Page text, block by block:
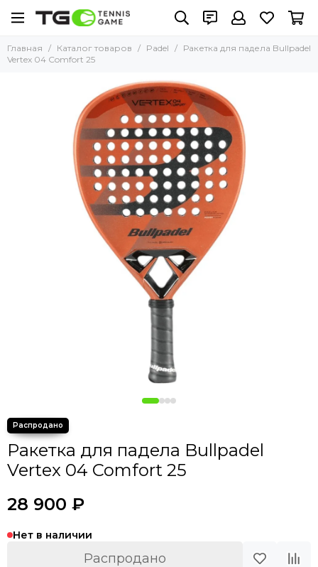
Главная Каталог товаров Padel
Ракетка для падела Bullpadel
Vertex 04 Comfort 25
Ракетка для падела Bullpadel
Vertex 04 Comfort 25
28 900 ₽
Нет в наличии
Распродано